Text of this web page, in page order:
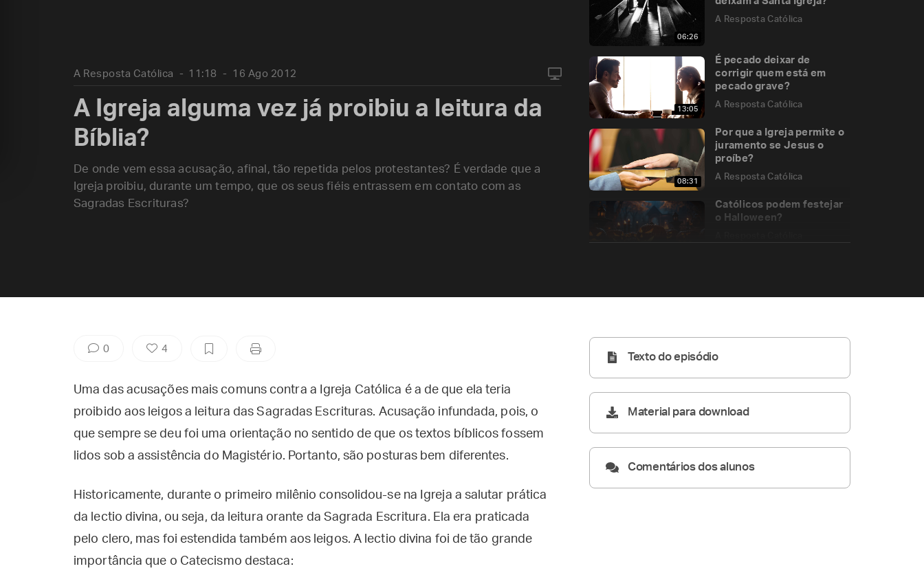
06:26
A Resposta Católica
13:05
É pecado deixar de
corrigir quem está em
pecado grave?
A Resposta Católica
08:31
Por que a Igreja permite o
juramento se Jesus o
proíbe?
A Resposta Católica
Católicos podem festejar
o Halloween?
A Resposta Católica 11:18 16 Ago 2012
A Igreja alguma vez já proibiu a leitura da
Bíblia?
De onde vem essa acusação, afinal, tão repetida pelos protestantes? É verdade que a
Igreja proibiu, durante um tempo, que os seus fiéis entrassem em contato com as
Sagradas Escrituras?
0 4
Uma das acusações mais comuns contra a Igreja Católica é a de que ela teria
proibido aos leigos a leitura das Sagradas Escrituras. Acusação infundada, pois, o
que sempre se deu foi uma orientação no sentido de que os textos bíblicos fossem
lidos sob a assistência do Magistério. Portanto, são posturas bem diferentes.
Historicamente, durante o primeiro milênio consolidou-se na Igreja a salutar prática
da lectio divina, ou seja, da leitura orante da Sagrada Escritura. Ela era praticada
pelo clero, mas foi estendida também aos leigos. A lectio divina foi de tão grande
importância que o Catecismo destaca:
Texto do episódio
Material para download
Comentários dos alunos